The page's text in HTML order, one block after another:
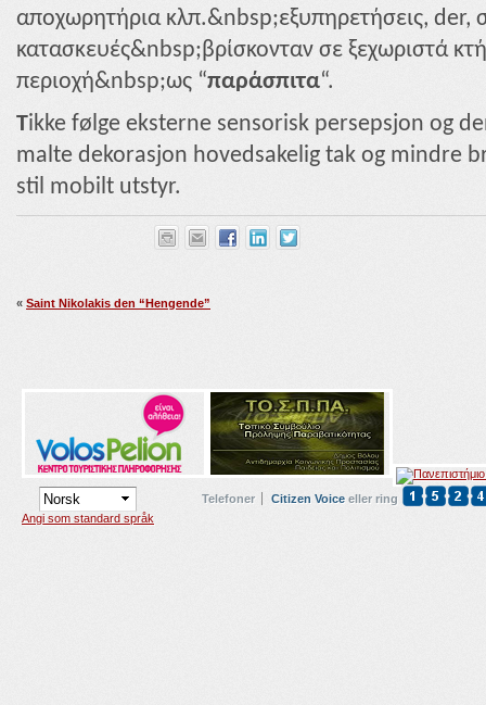
αποχωρητήρια κλπ.&nbsp;εξυπηρετήσεις, der,
κατασκευές&nbsp;βρίσκονταν σε ξεχωριστά
περιοχή&nbsp;ως “παράσπιτα“.
Tikke følge eksterne sensorisk persepsjon og
malte dekorasjon hovedsakelig tak og mindre
stil mobilt utstyr.
« Saint Nikolakis den “Hengende”
Angi som standard språk
Telefoner Citizen Voice eller ring